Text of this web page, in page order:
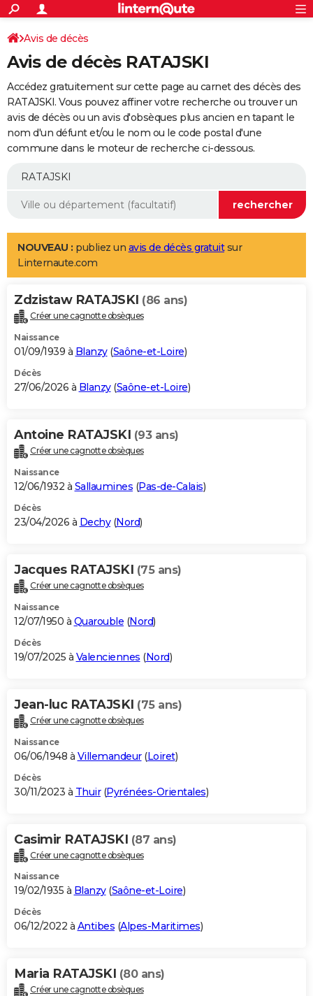
ACTUALITÉS
Politique
Société
Faits Divers
Education
Monde
Villes
+
SPORT
Coupe du monde 2026
Football
Tennis
Cyclisme
Rugby
Forum
Programme TV
TNT
Streaming
Cinéma
Sorties cinéma
Musique
+
FINANCE
Retraite
Epargne
Immobilier
Risques naturels par ville
Banque
Assurance
AUTO
Essais
Réserver un essai
Citadines
Berlines
SUV
Forum auto
+
Mobiles
Meilleur smartphone
Internet
Ordinateurs
Jeux vidéo
Guide high-tech
Aménagement intérieur
LIFESTYLE
Art de vivre
Bien-être
Loisirs
Mode
Modes de vie
Alimentation
Guide de la santé
Maladies
Médicaments
Sommeil
VOYAGE
Destinations
City break
Voyage nature
Voyage de noces
Forum
Climat
+PHOTO
GUIDES D'ACHAT
BONS PLANS
Carte de Noël
Carte Bonne année
Carte Saint-Valentin
Carte Pâques
Carte d'anniversaire
DICTIONNAIRE
Dictionnaire
Biographies
Citations
Expressions
Proverbes
PROGRAMME TV
S'inscrire
Se connecter
Lycées
Collèges
Primaires
Universités
Entreprises
Service militaire
Avis de recherche
AVIS DE DÉCÈS
Bricolage
Lifestyle
Culture
Sport
Auto
Television
Voyage
Cinema
Avis de décès
Avis de décès RATAJSKI
Accédez gratuitement sur cette page au carnet des décès des
RATAJSKI. Vous pouvez affiner votre recherche ou trouver un
avis de décès ou un avis d'obsèques plus ancien en tapant le
nom d'un défunt et/ou le nom ou le code postal d'une
commune dans le moteur de recherche ci-dessous.
NOUVEAU : publiez un avis de décès gratuitsur
Linternaute.com
Zdzistaw RATAJSKI (86 ans)
Créer une cagnotte obsèques
Naissance
01/09/1939 à Blanzy(Saône-et-Loire)
Décès
27/06/2026 à Blanzy(Saône-et-Loire)
Antoine RATAJSKI (93 ans)
Créer une cagnotte obsèques
Naissance
12/06/1932 à Sallaumines (Pas-de-Calais)
Décès
23/04/2026 à Dechy(Nord)
Jacques RATAJSKI (75 ans)
Créer une cagnotte obsèques
Naissance
12/07/1950 à Quarouble (Nord)
Décès
19/07/2025 à Valenciennes (Nord)
Jean-luc RATAJSKI (75 ans)
Créer une cagnotte obsèques
Naissance
06/06/1948 à Villemandeur(Loiret)
Décès
30/11/2023 à Thuir(Pyrénées-Orientales)
Casimir RATAJSKI (87 ans)
Créer une cagnotte obsèques
Naissance
19/02/1935 à Blanzy(Saône-et-Loire)
Décès
06/12/2022 à Antibes (Alpes-Maritimes)
Maria RATAJSKI (80 ans)
Créer une cagnotte obsèques